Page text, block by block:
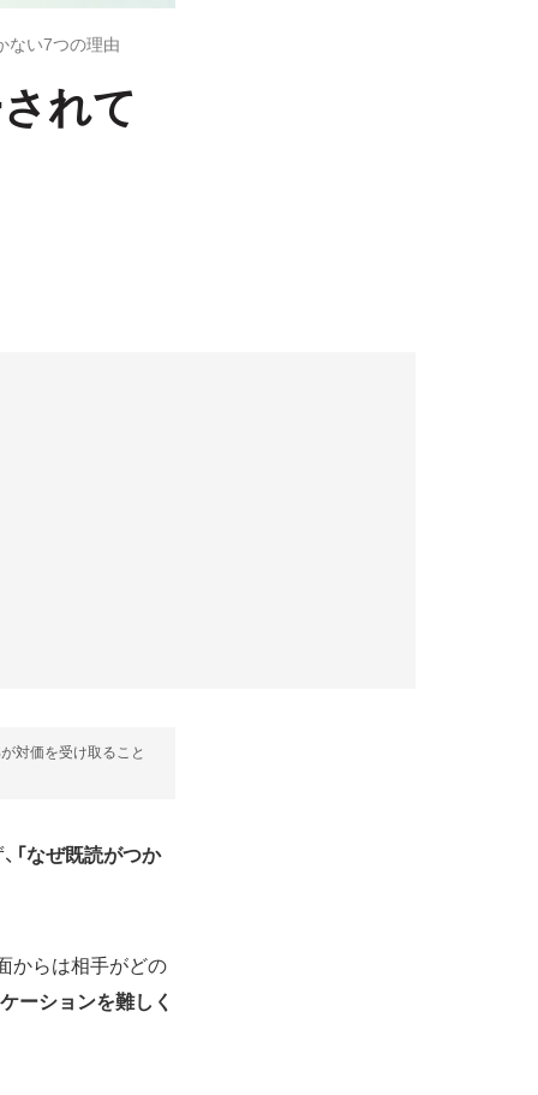
ない7つの理由
れて
対価を受け取ること
「なぜ既読がつか
からは相手がどの
ーションを難しく